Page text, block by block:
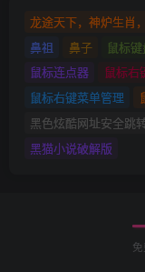
龙途天下，神炉生肖
鼻祖
鼻子
鼠标
鼠标连点器
鼠标右
鼠标右键菜单管理
黑色炫酷网址安全跳
黑猫小说破解版